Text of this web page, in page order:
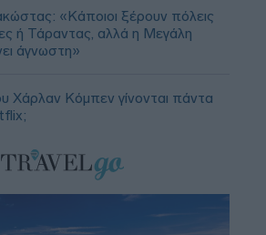
«Κάποιοι ξέρουν πόλεις
ή Τάραντας, αλλά η Μεγάλη
άγνωστη»
Χάρλαν Κόμπεν γίνονται πάντα